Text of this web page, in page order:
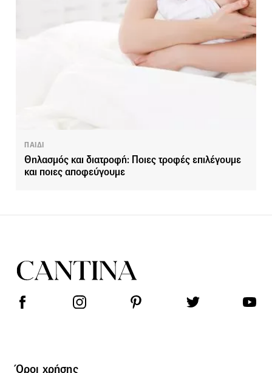
ΠΑΙΔΙ
Θηλασμός και διατροφή: Ποιες τροφές επιλέγουμε
και ποιες αποφεύγουμε
Όροι χρήσης